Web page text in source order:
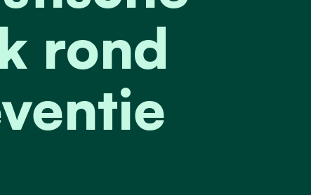
rond